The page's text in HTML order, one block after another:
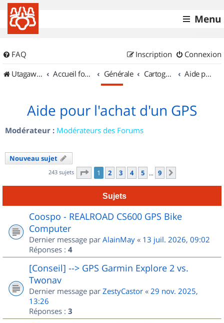
Menu
FAQ Connexion
Inscription
UtagawaVTT (Randos VTT et VTTAE avec traces GPS)
Accueil forum Générale Cartographie et GPS Aide pour l'achat d'un GPS
Aide pour l'achat d'un GPS
Modérateur : Modérateurs des Forums
Nouveau sujet
243 sujets Page 1sur
1 2 3 4 5 … 9
Sujets
Coospo - REALROAD CS600 GPS Bike
Computer
Dernier message par AlainMay « 13 juil. 2026, 09:02
Réponses : 4
[Conseil] --> GPS Garmin Explore 2 vs.
Twonav
Dernier message par ZestyCastor « 29 nov. 2025,
13:26
Réponses : 3